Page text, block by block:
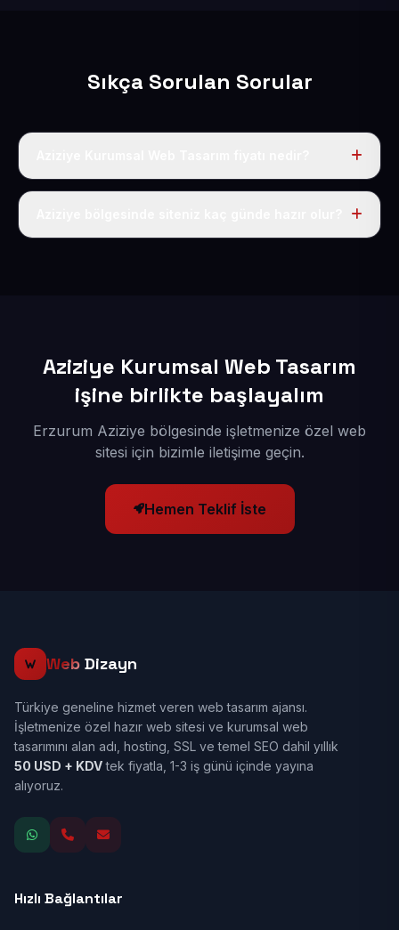
Sıkça Sorulan Sorular
Tek fiyat uygulanır: yıllık 50 USD + KDV. Bu bedele alan
Aziziye Kurumsal Web Tasarım
işine birlikte başlayalım
Erzurum Aziziye bölgesinde işletmenize özel web
sitesi için bizimle iletişime geçin.
Hemen Teklif İste
Web Dizayn
Türkiye geneline hizmet veren web tasarım ajansı.
İşletmenize özel hazır web sitesi ve kurumsal web
tasarımını alan adı, hosting, SSL ve temel SEO dahil yıllık
50 USD + KDVtek fiyatla, 1-3 iş günü içinde yayına
alıyoruz.
Hızlı Bağlantılar